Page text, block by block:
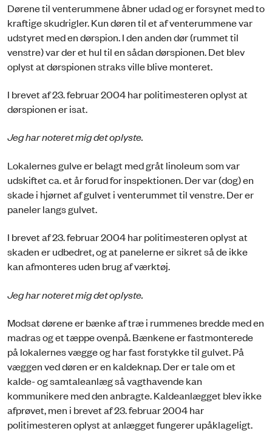
Dørene til venterummene åbner udad og er forsynet med to
kraftige skudrigler. Kun døren til et af venterummene var
udstyret med en dørspion. I den anden dør (rummet til
venstre) var der et hul til en sådan dørspionen. Det blev
oplyst at dørspionen straks ville blive monteret.
I brevet af 23. februar 2004 har politimesteren oplyst at
dørspionen er isat.
Jeg har noteret mig det oplyste.
Lokalernes gulve er belagt med gråt linoleum som var
udskiftet ca. et år forud for inspektionen. Der var (dog) en
skade i hjørnet af gulvet i venterummet til venstre. Der er
paneler langs gulvet.
I brevet af 23. februar 2004 har politimesteren oplyst at
skaden er udbedret, og at panelerne er sikret så de ikke
kan afmonteres uden brug af værktøj.
Jeg har noteret mig det oplyste.
Modsat dørene er bænke af træ i rummenes bredde med en
madras og et tæppe ovenpå. Bænkene er fastmonterede
på lokalernes vægge og har fast forstykke til gulvet. På
væggen ved døren er en kaldeknap. Der er tale om et
kalde- og samtaleanlæg så vagthavende kan
kommunikere med den anbragte. Kaldeanlægget blev ikke
afprøvet, men i brevet af 23. februar 2004 har
politimesteren oplyst at anlægget fungerer upåklageligt.